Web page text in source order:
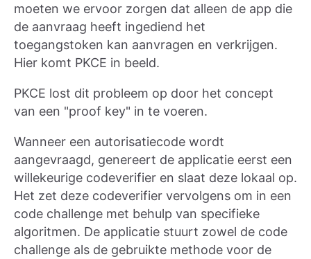
moeten we ervoor zorgen dat alleen de app die
de aanvraag heeft ingediend het
toegangstoken kan aanvragen en verkrijgen.
Hier komt PKCE in beeld.
PKCE lost dit probleem op door het concept
van een "proof key" in te voeren.
Wanneer een autorisatiecode wordt
aangevraagd, genereert de applicatie eerst een
willekeurige codeverifier en slaat deze lokaal op.
Het zet deze codeverifier vervolgens om in een
code challenge met behulp van specifieke
algoritmen. De applicatie stuurt zowel de code
challenge als de gebruikte methode voor de